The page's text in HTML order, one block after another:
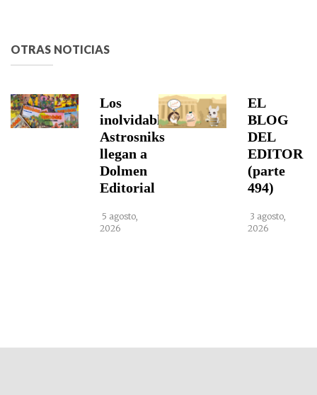
OTRAS NOTICIAS
Los
inolvidables
Astrosniks
llegan a
Dolmen
Editorial
5 agosto,
2026
EL
BLOG
DEL
EDITOR
(parte
494)
3 agosto,
2026